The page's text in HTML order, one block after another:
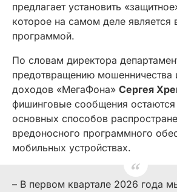
предлагает установить
которое на самом деле является
программой.
По словам директора
предотвращению мошенничества
доходов «МегаФона» Сергея
фишинговые сообщения
основных способов
вредоносного программного
мобильных устройствах.
– В первом квартале 2026 года